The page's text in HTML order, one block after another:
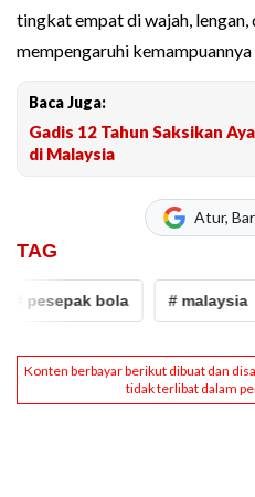
tingkat empat di wajah, lengan,
mempengaruhi
Baca Juga:
Gadis 12 Tahun Saksikan
di Malaysia
Atur,
TAG
pesepak bola # malaysia